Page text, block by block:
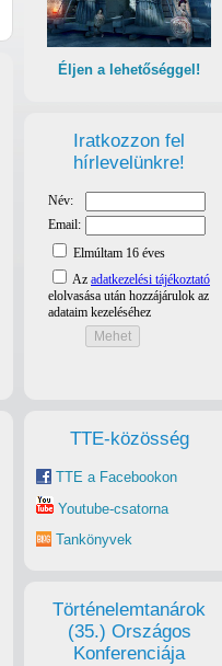
Éljen a lehetőséggel!
Iratkozzon fel
hírlevelünkre!
TTE-közösség
TTE a Facebookon
Youtube-csatorna
Tankönyvek
Történelemtanárok
(35.) Országos
Konferenciája